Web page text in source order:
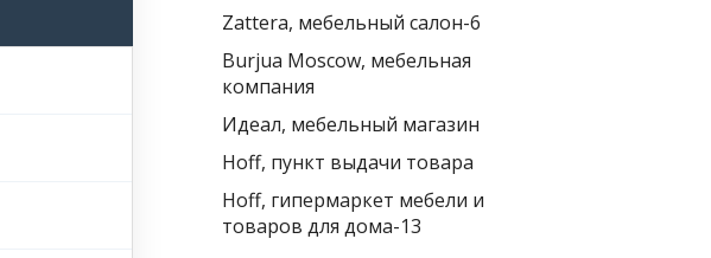
Zattera, мебельный салон-6
Burjua Moscow, мебельная
компания
Идеал, мебельный магазин
Hoff, пункт выдачи товара
Hoff, гипермаркет мебели и
товаров для дома-13